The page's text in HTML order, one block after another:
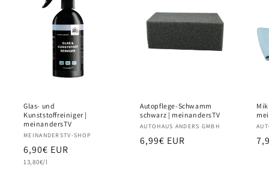
Glas- und
Kunststoffreiniger |
meinandersTV
Anbieter:
MEINANDERSTV-SHOP
Normaler
Preis
6,90€ EUR
Grundpreis
13,80€/l
Autopflege-Schwamm
schwarz | meinandersTV
Anbieter:
AUTOHAUS ANDERS GMBH
Normaler
6,99€ EUR